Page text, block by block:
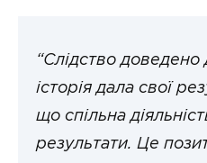
“Слідство
історія дала свої
що спільна
результати. Це